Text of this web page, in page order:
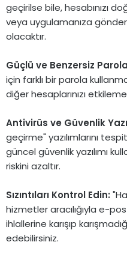
geçirilse bile, hesabınızı
veya uygulamanıza
olacaktır.
Güçlü ve Benzersiz
için farklı bir parola
diğer hesaplarınızı
Antivirüs ve Güvenlik
geçirme" yazılımlarını
güncel güvenlik yazılımı
riskini azaltır.
Sızıntıları Kontrol Edin:
hizmetler aracılığıyla e-
ihlallerine karışıp
edebilirsiniz.